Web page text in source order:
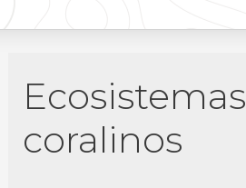
Ecosistemas
coralinos